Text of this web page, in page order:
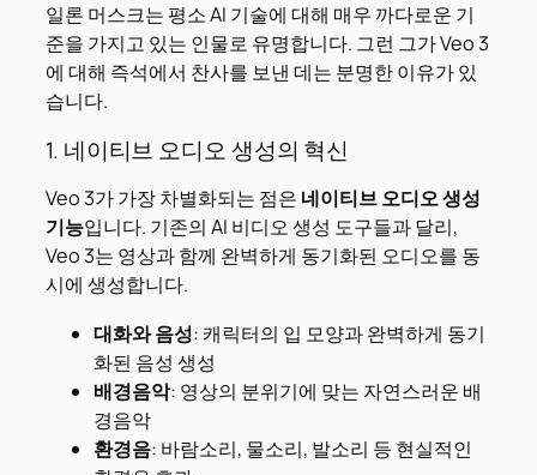
일론 머스크는 평소 AI 기술에 대해 매우 까다로운 기
준을 가지고 있는 인물로 유명합니다. 그런 그가 Veo 3
에 대해 즉석에서 찬사를 보낸 데는 분명한 이유가 있
습니다.
1. 네이티브 오디오 생성의 혁신
Veo 3가 가장 차별화되는 점은 네이티브 오디오 생성
기능입니다. 기존의 AI 비디오 생성 도구들과 달리,
Veo 3는 영상과 함께 완벽하게 동기화된 오디오를 동
시에 생성합니다.
대화와 음성: 캐릭터의 입 모양과 완벽하게 동기
화된 음성 생성
배경음악: 영상의 분위기에 맞는 자연스러운 배
경음악
환경음: 바람소리, 물소리, 발소리 등 현실적인